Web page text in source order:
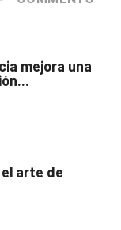
mejora una
arte de